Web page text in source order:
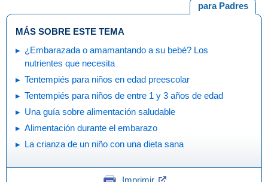
para Padres
MÁS SOBRE ESTE TEMA
¿Embarazada o amamantando a su bebé? Los
nutrientes que necesita
Tentempiés para niños en edad preescolar
Tentempiés para niños de entre 1 y 3 años de edad
Una guía sobre alimentación saludable
Alimentación durante el embarazo
La crianza de un niño con una dieta sana
Imprimir